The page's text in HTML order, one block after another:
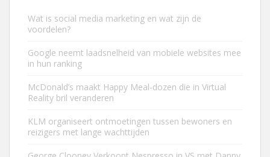
Wat is social media marketing en wat zijn de
voordelen?
Google neemt laadsnelheid van mobiele websites mee
in hun ranking
McDonald’s maakt Happy Meal-dozen die in Virtual
Reality bril veranderen
KLM organiseert ontmoetingen tussen bewoners en
reizigers met lange wachttijden